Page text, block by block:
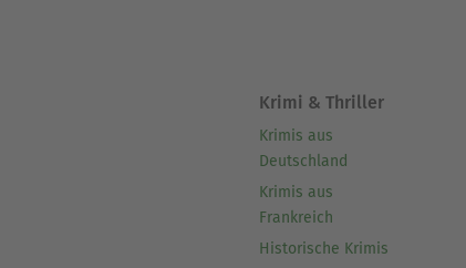
Krimi & Thriller
Krimis aus
Deutschland
Krimis aus
Frankreich
Historische Krimis